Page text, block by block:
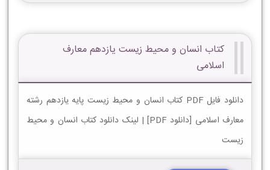
کتاب انسان و محیط زیست یازدهم معارف
اسلامی
دانلود فایل PDF کتاب انسان و محیط زیست پایه یازدهم رشته
معارف اسلامی [دانلود PDF] | لینک دانلود کتاب انسان و محیط
زیست